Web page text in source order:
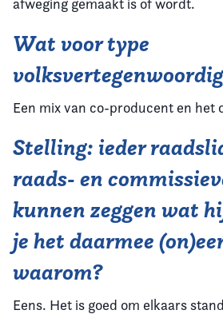
afweging gemaakt is of wordt.
Wat voor type
Een mix van co-producent en het
Stelling: ieder
raads- en
kunnen zeggen wat
je het daarmee
waarom?
Eens. Het is goed om elkaars